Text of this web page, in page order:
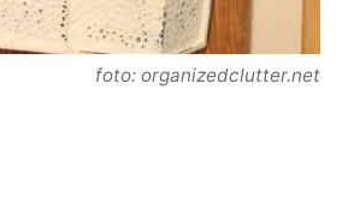
foto: organizedclutter.net